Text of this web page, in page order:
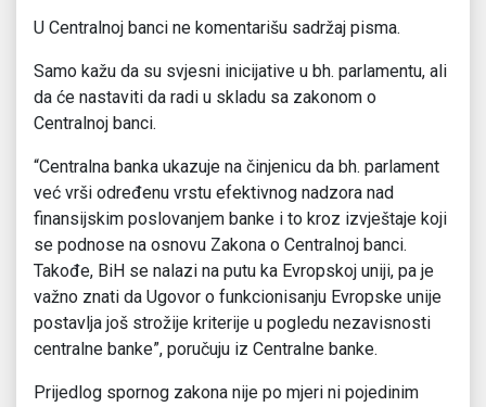
U Centralnoj banci ne komentarišu sadržaj pisma.
Samo kažu da su svjesni inicijative u bh. parlamentu, ali
da će nastaviti da radi u skladu sa zakonom o
Centralnoj banci.
“Centralna banka ukazuje na činjenicu da bh. parlament
već vrši određenu vrstu efektivnog nadzora nad
finansijskim poslovanjem banke i to kroz izvještaje koji
se podnose na osnovu Zakona o Centralnoj banci.
Takođe, BiH se nalazi na putu ka Evropskoj uniji, pa je
važno znati da Ugovor o funkcionisanju Evropske unije
postavlja još strožije kriterije u pogledu nezavisnosti
centralne banke”, poručuju iz Centralne banke.
Prijedlog spornog zakona nije po mjeri ni pojedinim